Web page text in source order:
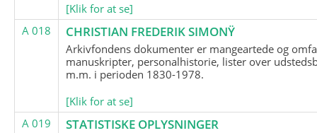
[Klik for at se]
A 018
CHRISTIAN FREDERIK SIMONŸ
Arkivfondens dokumenter er mangeartede og
manuskripter, personalhistorie, lister over
m.m. i perioden 1830-1978.
[Klik for at se]
A 019
STATISTISKE OPLYSNINGER